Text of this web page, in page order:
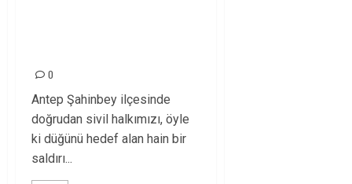
0
Antep Şahinbey ilçesinde
doğrudan sivil halkımızı, öyle
ki düğünü hedef alan hain bir
saldırı...